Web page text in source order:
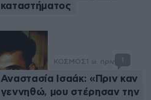
καταστήματος
ΚΟΣΜΟΣ 1 ω. πριν 1
Αναστασία Ισαάκ: «Πριν καν
γεννηθώ, μου στέρησαν την